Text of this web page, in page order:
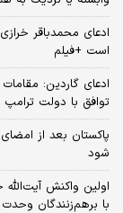
ادعای محمدباقر
است +فیلم
ادعای گاردین:
توافق با دولت ترامپ
پاکستان بعد از
شود
اولین واکنش
با برهم‌زنندگان